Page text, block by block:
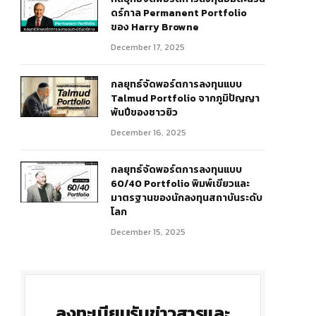
ดร์กาล Permanent Portfolio
ของ Harry Browne
December 17, 2025
กลยุทธ์จัดพอร์ตการลงทุนแบบ
Talmud Portfolio จากภูมิปัญญา
พันปีของชาวยิว
December 16, 2025
กลยุทธ์จัดพอร์ตการลงทุนแบบ
60/40 Portfolio พิมพ์เขียวและ
มาตรฐานของนักลงทุนสถาบันระดับ
โลก
December 15, 2025